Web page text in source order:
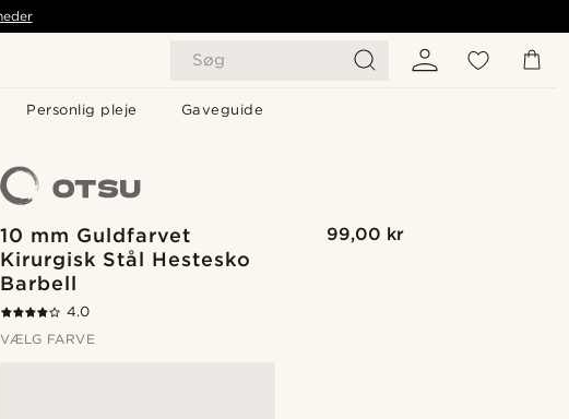
Søg
Personlig pleje Gaveguide
10 mm Guldfarvet
Kirurgisk Stål Hestesko
Barbell
99,00 kr
4.0
VÆLG FARVE